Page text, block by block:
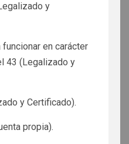
y
en carácter
43 (Legalizado y
y Certificado).
propia).